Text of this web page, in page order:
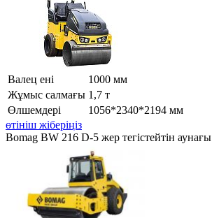
Валец ені
1000 мм
Жұмыс салмағы 1,7 т
Өлшемдері
1056*2340*2194 мм
өтініш жіберіңіз
Bomag BW 216 D-5 жер тегістейтін аунағы